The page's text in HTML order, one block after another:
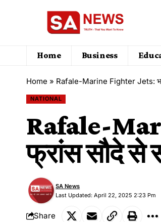
Home Business
Home » Rafale-Marine Fighter Jets:
NATIONAL
Rafale-
फ्रांस सौदे से
Last Updated: April 22, 2025 2:23 Pm
SA News
Share